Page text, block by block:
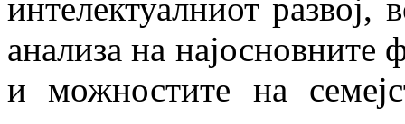
интелектуалниот развој,
ана­лиза на најосновните
и можнос­ти­те на